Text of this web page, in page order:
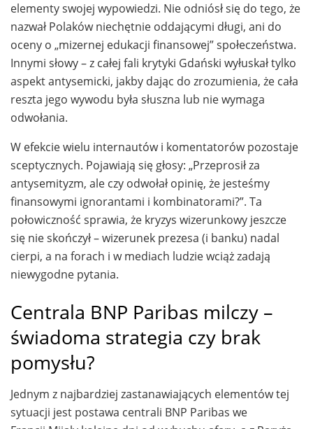
elementy swojej wypowiedzi. Nie odniósł się do tego, że
nazwał Polaków niechętnie oddającymi długi, ani do
oceny o „mizernej edukacji finansowej” społeczeństwa.
Innymi słowy – z całej fali krytyki Gdański wyłuskał tylko
aspekt antysemicki, jakby dając do zrozumienia, że cała
reszta jego wywodu była słuszna lub nie wymaga
odwołania.
W efekcie wielu internautów i komentatorów pozostaje
sceptycznych. Pojawiają się głosy: „Przeprosił za
antysemityzm, ale czy odwołał opinię, że jesteśmy
finansowymi ignorantami i kombinatorami?”. Ta
połowiczność sprawia, że kryzys wizerunkowy jeszcze
się nie skończył – wizerunek prezesa (i banku) nadal
cierpi, a na forach i w mediach ludzie wciąż zadają
niewygodne pytania.
Centrala BNP Paribas milczy –
świadoma strategia czy brak
pomysłu?
Jednym z najbardziej zastanawiających elementów tej
sytuacji jest postawa centrali BNP Paribas we